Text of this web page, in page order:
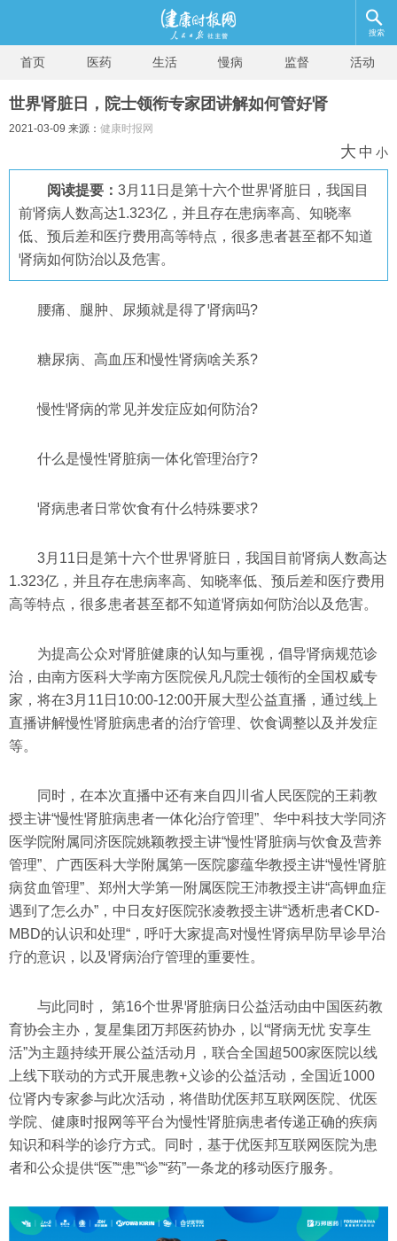
搜索
首页 医药 生活 慢病 监督 活动
世界肾脏日，院士领衔专家团讲解如何管好肾
2021-03-09 来源： 健康时报网
大 中 小
阅读提要： 3月11日是第十六个世界肾脏日，我国目
前肾病人数高达1.323亿，并且存在患病率高、知晓率
低、预后差和医疗费用高等特点，很多患者甚至都不知道
肾病如何防治以及危害。
腰痛、腿肿、尿频就是得了肾病吗?
糖尿病、高血压和慢性肾病啥关系?
慢性肾病的常见并发症应如何防治?
什么是慢性肾脏病一体化管理治疗?
肾病患者日常饮食有什么特殊要求?
3月11日是第十六个世界肾脏日，我国目前肾病人数高达
1.323亿，并且存在患病率高、知晓率低、预后差和医疗费用
高等特点，很多患者甚至都不知道肾病如何防治以及危害。
为提高公众对肾脏健康的认知与重视，倡导肾病规范诊
治，由南方医科大学南方医院侯凡凡院士领衔的全国权威专
家，将在3月11日10:00-12:00开展大型公益直播，通过线上
直播讲解慢性肾脏病患者的治疗管理、饮食调整以及并发症
等。
同时，在本次直播中还有来自四川省人民医院的王莉教
授主讲“慢性肾脏病患者一体化治疗管理”、华中科技大学同济
医学院附属同济医院姚颖教授主讲“慢性肾脏病与饮食及营养
管理”、广西医科大学附属第一医院廖蕴华教授主讲“慢性肾脏
病贫血管理”、郑州大学第一附属医院王沛教授主讲“高钾血症
遇到了怎么办”，中日友好医院张凌教授主讲“透析患者CKD-
MBD的认识和处理“，呼吁大家提高对慢性肾病早防早诊早治
疗的意识，以及肾病治疗管理的重要性。
与此同时， 第16个世界肾脏病日公益活动由中国医药教
育协会主办，复星集团万邦医药协办，以“肾病无忧 安享生
活”为主题持续开展公益活动月，联合全国超500家医院以线
上线下联动的方式开展患教+义诊的公益活动，全国近1000
位肾内专家参与此次活动，将借助优医邦互联网医院、优医
学院、健康时报网等平台为慢性肾脏病患者传递正确的疾病
知识和科学的诊疗方式。同时，基于优医邦互联网医院为患
者和公众提供“医”“患”“诊”“药”一条龙的移动医疗服务。